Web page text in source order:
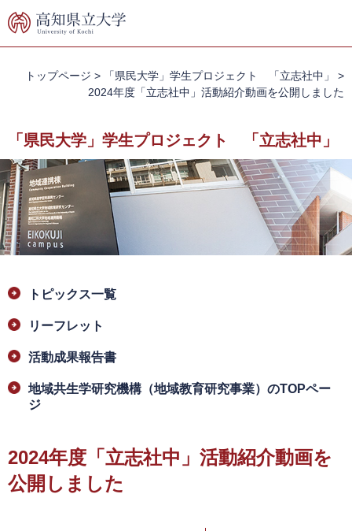
ー
ニ
本
文
へ
トップページ > 「県民大学」学生プロジェクト 「立志社中」
>
2024年度「立志社中」活動紹介動画を公開しました
「県民大学」学生プロジェクト 「立志社中」
文
トピックス一覧
リーフレット
活動成果報告書
地域共生学研究機構（地域教育研究事業）のTOPペー
ジ
2024年度「立志社中」活動紹介動画を
公開しました